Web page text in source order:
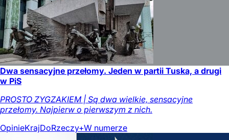
Dwa sensacyjne przełomy. Jeden w partii Tuska, a drugi
w PiS
PROSTO ZYGZAKIEM | Są dwa wielkie, sensacyjne
przełomy. Najpierw o pierwszym z nich.
OpinieKrajDoRzeczy+W numerze